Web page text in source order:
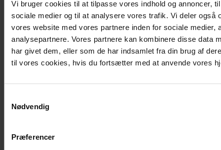
Vi bruger cookies til at tilpasse vores indhold og annoncer,
sociale medier og til at analysere vores trafik. Vi deler også
vores website med vores partnere inden for sociale medier,
analysepartnere. Vores partnere kan kombinere disse data
har givet dem, eller som de har indsamlet fra din brug af
til vores cookies, hvis du fortsætter med at anvende vores
Nødvendig
Præferencer
www.blavandstrand.dk/info/om-
os/feriehusudlejernes-brancheforening/
Feriekompagniets historie:
www.blavandstrand.dk/info/om-
os/feriekompagniets-historie/
www.blavandstrand.dk/info/bookinginfo/